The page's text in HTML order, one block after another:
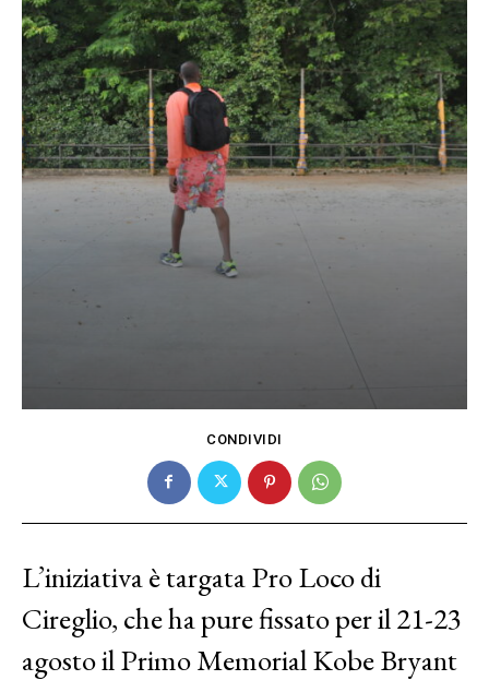
CONDIVIDI
L’iniziativa è targata Pro Loco di
Cireglio, che ha pure fissato per il 21-23
agosto il Primo Memorial Kobe Bryant